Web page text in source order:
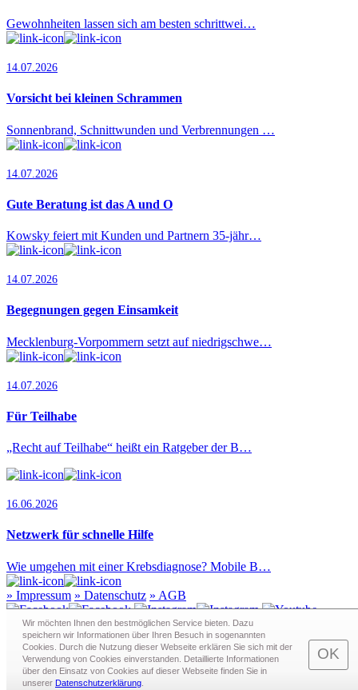
Gewohnheiten lassen sich am besten schrittwei…
14.07.2026
Vorsicht bei kleinen Schrammen
Sonnenbrand, Schnittwunden und Verbrennungen …
14.07.2026
Gute Beratung ist das A und O
Kowsky feiert mit Kunden und Partnern 35-jähr…
14.07.2026
Begegnungen gegen Einsamkeit
Mecklenburg-Vorpommern setzt auf niedrigschwe…
14.07.2026
Für Teilhabe
„Recht auf Teilhabe“ heißt ein Ratgeber der B…
16.06.2026
Netzwerk für schnelle Hilfe
Wie umgehen mit einer Krebsdiagnose? Mobile B…
» Impressum » Datenschutz » AGB
Redaktion · Graf-Schack-Alle 8 · 19053 Schwerin
Telefon:0385 - 63 83 281· Fax: 0385 - 63 83 279 · Mail:
redaktion@schwerin.live
Wir möchten Ihnen den bestmöglichen Service bieten. Dazu
speichern wir Informationen über Ihren Besuch in sogenann­ten
Cookies. Durch die Nutzung dieser Webseite erklären Sie sich mit der
Verwendung von Cookies einverstanden. Detaillierte Informationen
über den Einsatz von Cookies auf dieser Webseite finden Sie in
unserer Datenschutzerklärung
OK